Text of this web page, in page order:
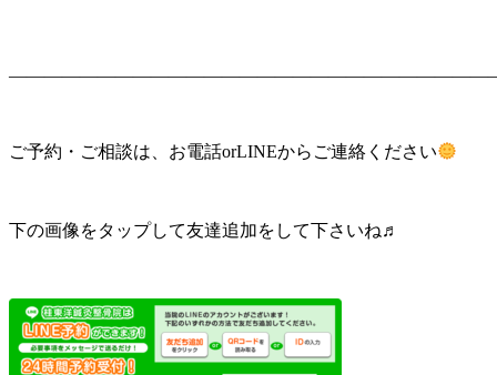
ご予約・ご相談は、お電話orLINEからご連絡ください
下の画像をタップして友達追加をして下さいね♬